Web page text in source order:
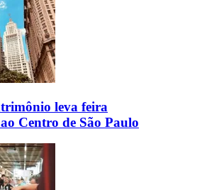
leva feira
Centro de São Paulo